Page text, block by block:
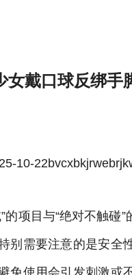
女戴口球反绑手
10-
的项目与“绝对不触
别需要注意的是安全
免使用会引发刺激或